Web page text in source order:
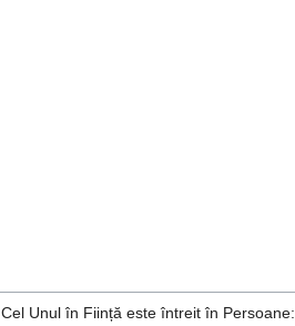
Cel Unul în Ființă este întreit în Persoane: